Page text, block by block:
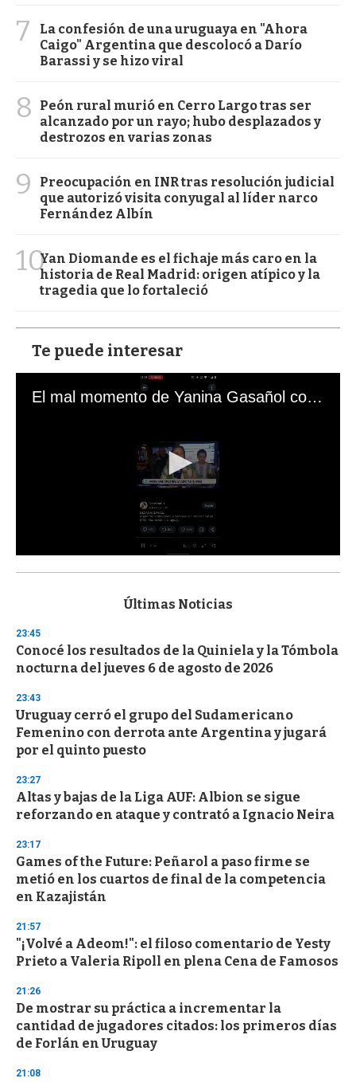
7
La confesión de una uruguaya en "Ahora
Caigo" Argentina que descolocó a Darío
Barassi y se hizo viral
8
Peón rural murió en Cerro Largo tras ser
alcanzado por un rayo; hubo desplazados y
destrozos en varias zonas
9
Preocupación en INR tras resolución judicial
que autorizó visita conyugal al líder narco
Fernández Albín
10Yan Diomande es el fichaje más caro en la
historia de Real Madrid: origen atípico y la
tragedia que lo fortaleció
Te puede interesar
El mal momento de Yanina Gasañol con un hincha argentino en "Subrayado"
s
d
s
o
f
3
s
e
c
o
d
s
Últimas Noticias
23:45
Conocé los resultados de la Quiniela y la Tómbola
nocturna del jueves 6 de agosto de 2026
23:43
Uruguay cerró el grupo del Sudamericano
Femenino con derrota ante Argentina y jugará
por el quinto puesto
23:27
Altas y bajas de la Liga AUF: Albion se sigue
reforzando en ataque y contrató a Ignacio Neira
23:17
Games of the Future: Peñarol a paso firme se
metió en los cuartos de final de la competencia
en Kazajistán
21:57
"¡Volvé a Adeom!": el filoso comentario de Yesty
Prieto a Valeria Ripoll en plena Cena de Famosos
21:26
De mostrar su práctica a incrementar la
cantidad de jugadores citados: los primeros días
de Forlán en Uruguay
21:08